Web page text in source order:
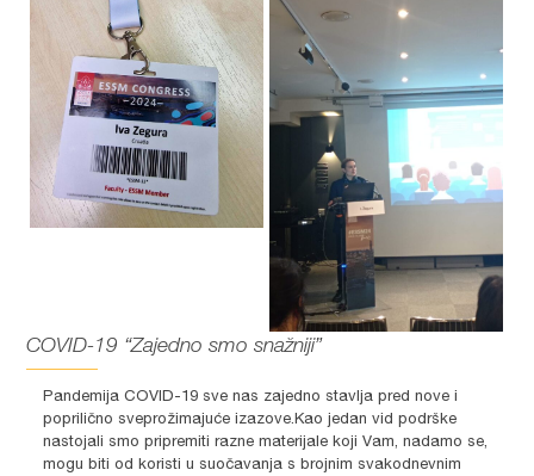
COVID-19 “Zajedno smo snažniji”
Pandemija COVID-19 sve nas zajedno stavlja pred nove i
poprilično sveprožimajuće izazove.Kao jedan vid podrške
nastojali smo pripremiti razne materijale koji Vam, nadamo se,
mogu biti od koristi u suočavanja s brojnim svakodnevnim